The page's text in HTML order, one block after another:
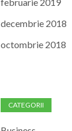
decembrie 2018
octombrie 2018
CATEGORII